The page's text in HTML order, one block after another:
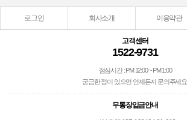
로그인 회사소개 이용약관
고객센터
1522-9731
점심시간 : PM 12:00 ~ PM 1:00
궁금한 점이 있으면 언제든지 문의주세요.
무통장입금안내